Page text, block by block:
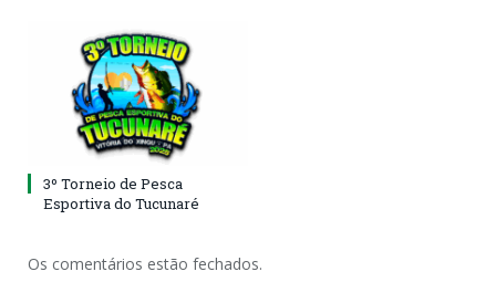
3º Torneio de Pesca
Esportiva do Tucunaré
Os comentários estão fechados.